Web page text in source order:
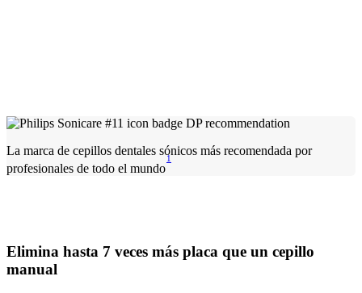
La marca de cepillos dentales sónicos más recomendada por
profesionales de todo el mundo
1
Elimina hasta 7 veces más placa que un cepillo
manual